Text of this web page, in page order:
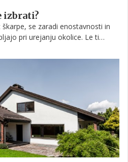
izbrati?
se zaradi enostavnosti in
pri urejanju okolice. Le ti
pa jih uporabimo za izravnavo
so učinkovito sredstvo za
ali pa so oporni zidovi čisto
zidov se danes gradi?